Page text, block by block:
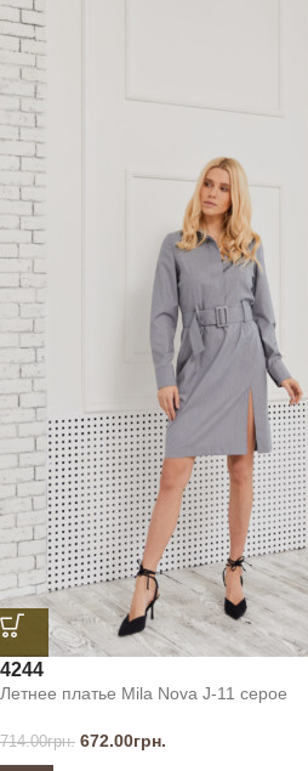
4244
Летнее платье Mila Nova J-11 серое
714.00грн. 672.00грн.